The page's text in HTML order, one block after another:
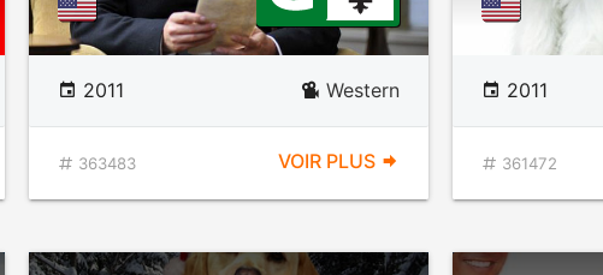
2011 Western
363483 VOIR PLUS
2011
361472